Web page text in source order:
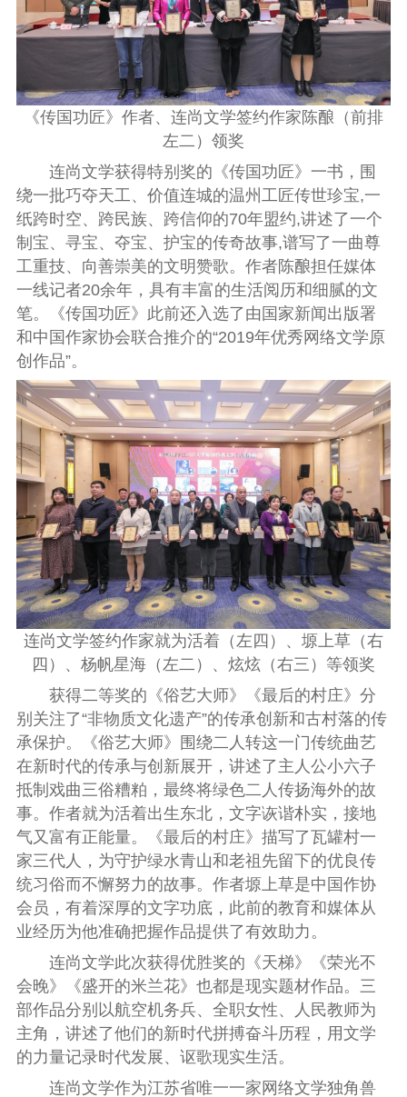
《传国功匠》作者、连尚文学签约作家陈酿（前排
左二）领奖
连尚文学获得特别奖的《传国功匠》一书，围
绕一批巧夺天工、价值连城的温州工匠传世珍宝,一
纸跨时空、跨民族、跨信仰的70年盟约,讲述了一个
制宝、寻宝、夺宝、护宝的传奇故事,谱写了一曲尊
工重技、向善崇美的文明赞歌。作者陈酿担任媒体
一线记者20余年，具有丰富的生活阅历和细腻的文
笔。《传国功匠》此前还入选了由国家新闻出版署
和中国作家协会联合推介的“2019年优秀网络文学原
创作品”。
连尚文学签约作家就为活着（左四）、塬上草（右
四）、杨帆星海（左二）、炫炫（右三）等领奖
获得二等奖的《俗艺大师》《最后的村庄》分
别关注了“非物质文化遗产”的传承创新和古村落的传
承保护。《俗艺大师》围绕二人转这一门传统曲艺
在新时代的传承与创新展开，讲述了主人公小六子
抵制戏曲三俗糟粕，最终将绿色二人传扬海外的故
事。作者就为活着出生东北，文字诙谐朴实，接地
气又富有正能量。《最后的村庄》描写了瓦罐村一
家三代人，为守护绿水青山和老祖先留下的优良传
统习俗而不懈努力的故事。作者塬上草是中国作协
会员，有着深厚的文字功底，此前的教育和媒体从
业经历为他准确把握作品提供了有效助力。
连尚文学此次获得优胜奖的《天梯》《荣光不
会晚》《盛开的米兰花》也都是现实题材作品。三
部作品分别以航空机务兵、全职女性、人民教师为
主角，讲述了他们的新时代拼搏奋斗历程，用文学
的力量记录时代发展、讴歌现实生活。
连尚文学作为江苏省唯一一家网络文学独角兽